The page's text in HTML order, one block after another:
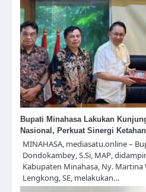
Bupati Minahasa Lakukan
Nasional, Perkuat Sinergi
MINAHASA, mediasatu.online –
Dondokambey, S.Si, MAP,
Kabupaten Minahasa, Ny.
Lengkong, SE, melakukan…